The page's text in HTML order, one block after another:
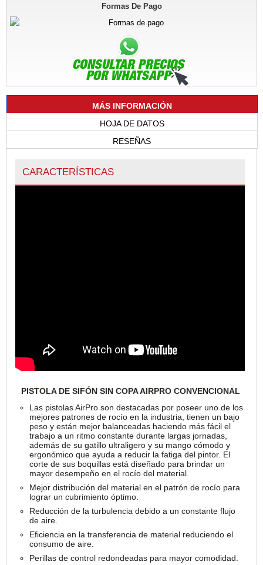
Formas De Pago
MÁS INFORMACIÓN
HOJA DE DATOS
RESEÑAS
CARACTERÍSTICAS
PISTOLA DE SIFÓN SIN COPA AIRPRO CONVENCIONAL
Las pistolas AirPro son destacadas por poseer uno de los
mejores patrones de rocío en la industria, tienen un bajo
peso y están mejor balanceadas haciendo más fácil el
trabajo a un ritmo constante durante largas jornadas,
además de su gatillo ultraligero y su mango cómodo y
ergonómico que ayuda a reducir la fatiga del pintor. El
corte de sus boquillas está diseñado para brindar un
mayor desempeño en el rocío del material.
Mejor distribución del material en el patrón de rocío para
lograr un cubrimiento óptimo.
Reducción de la turbulencia debido a un constante flujo
de aire.
Eficiencia en la transferencia de material reduciendo el
consumo de aire.
Perillas de control redondeadas para mayor comodidad.